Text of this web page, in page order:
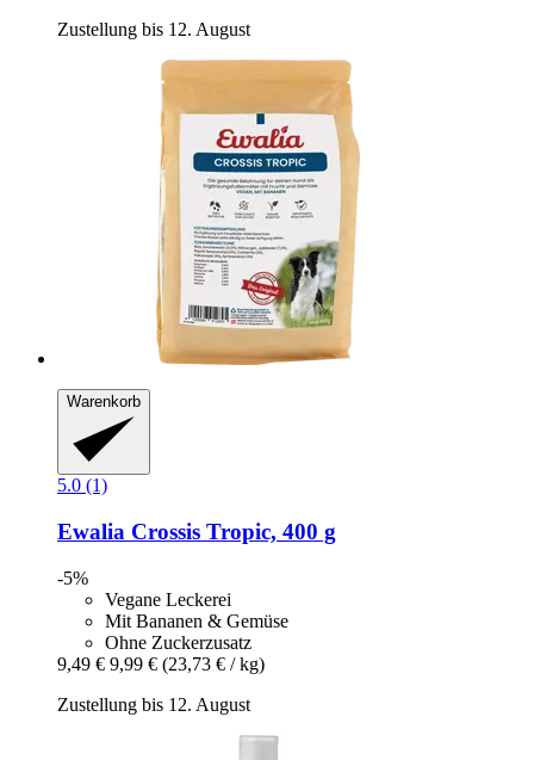
Zustellung bis 12. August
Warenkorb
5.0 (1)
Ewalia Crossis Tropic, 400 g
-5%
Vegane Leckerei
Mit Bananen & Gemüse
Ohne Zuckerzusatz
9,49 € 9,99 € (23,73 € / kg)
Zustellung bis 12. August